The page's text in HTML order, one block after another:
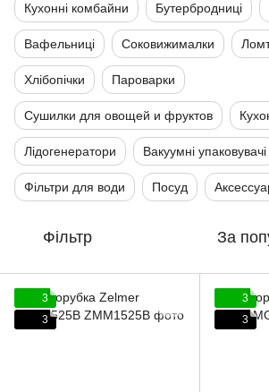
Кухонні комбайни Бутербродниці
Вафельниці Соковижималки
Хлібопічки Пароварки
Сушилки для овощей и фруктов
Лідогенератори Вакуумні упаковувачі
Фільтри для води Посуд
Фільтр За
3
3
3
3